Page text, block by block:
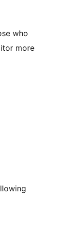
who
more